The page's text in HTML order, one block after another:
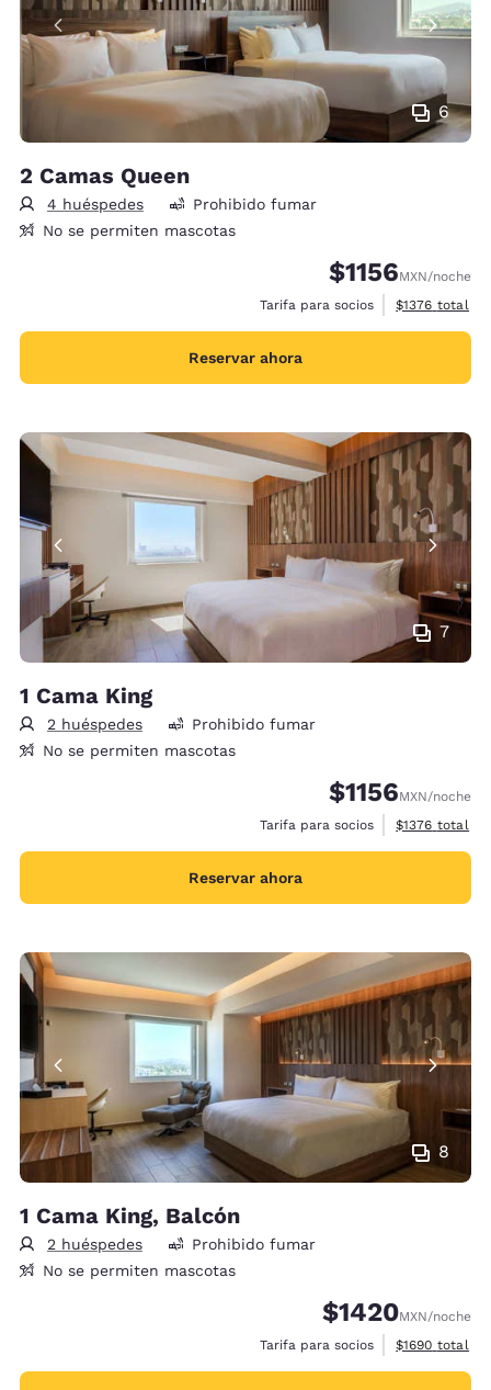
6
2 Camas Queen
4 huéspedes
Prohibido fumar
No se permiten mascotas
$1156MXN/noche
Tarifa para socios
Ver detalles
$1376 total
Reservar ahora
7
1 Cama King
2 huéspedes
Prohibido fumar
No se permiten mascotas
$1156MXN/noche
Tarifa para socios
Ver detalles
$1376 total
Reservar ahora
8
1 Cama King, Balcón
2 huéspedes
Prohibido fumar
No se permiten mascotas
$1420MXN/noche
Tarifa para socios
Ver detalles
$1690 total